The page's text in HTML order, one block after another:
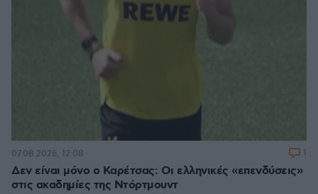
Δεν είναι μόνο ο Καρέτσας: Οι ελληνικές «επενδύσεις»
στις ακαδημίες της Ντόρτμουντ
07.08.2026, 12:08 1